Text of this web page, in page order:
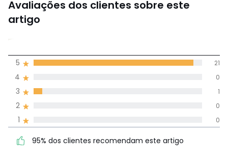
Avaliações dos clientes sobre este
artigo
4,9
(22)
5
recomendam este artigo
1 0
2 0
3 1
4 0
5 21
95% dos clientes recomendam este artigo